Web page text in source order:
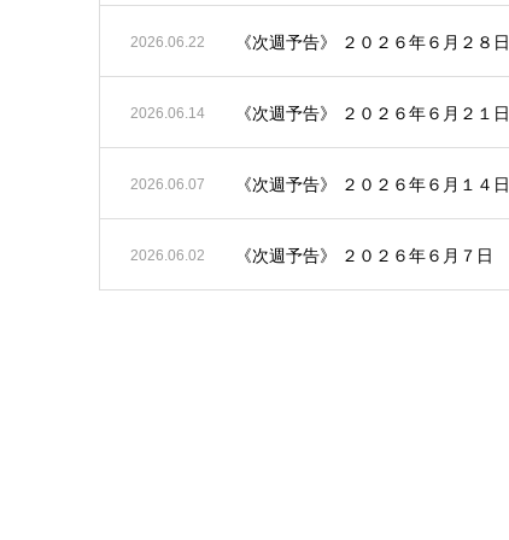
2026.06.22 《次週予告》 ２０２６年６月２８日
2026.06.14 《次週予告》 ２０２６年６月２１日
2026.06.07 《次週予告》 ２０２６年６月１４日
2026.06.02 《次週予告》 ２０２６年６月７日